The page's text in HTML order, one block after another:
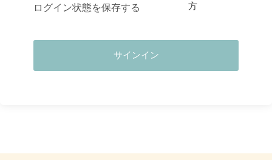
ログイン状態を保存する
方
サインイン